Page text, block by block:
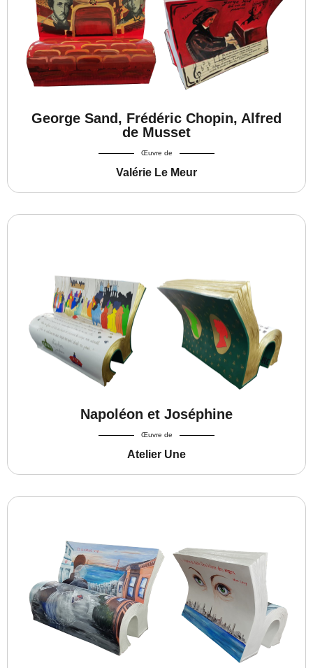
George Sand, Frédéric Chopin, Alfred
de Musset
Œuvre de
Valérie Le Meur
Napoléon et Joséphine
Œuvre de
Atelier Une